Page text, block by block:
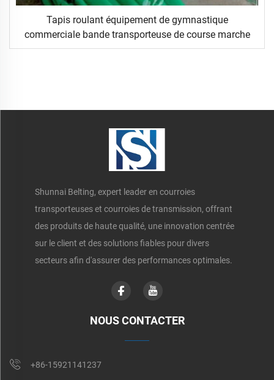
Tapis roulant équipement de gymnastique
commerciale bande transporteuse de course marche
Shunnai Belting, expert leader en courroies
transporteuses et courroies de transmission, offrant
des produits de haute qualité, une innovation centrée
sur le client et des solutions fiables pour divers
secteurs afin d'assurer des performances optimales.
NOUS CONTACTER
+86-15921141237